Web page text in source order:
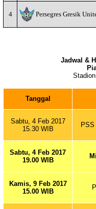
4 Persegres Gresik
Jadwal &
Tanggal
Sabtu, 4 Feb 2017
15.30 WIB
Sabtu, 4 Feb 2017
19.00 WIB
Kamis, 9 Feb 2017
15.00 WIB